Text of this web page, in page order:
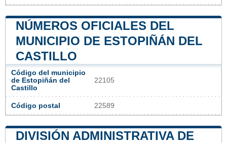
NÚMEROS OFICIALES DEL
MUNICIPIO DE ESTOPIÑÁN DEL
CASTILLO
Código del municipio
de Estopiñán del
Castillo
22105
Código postal 22589
DIVISIÓN ADMINISTRATIVA DE